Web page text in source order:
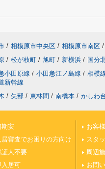
/ 相模原市中央区 / 相模原市南区 /
/ 松が枝町 / 旭町 / 新横浜 / 国分
小田原線 / 小田急江ノ島線 / 相模
新幹線
/ 矢部 / 東林間 / 南橋本 / かしわ
期安
居審査でお困りの方向け
証人不要
入居可
お客
スタ
周辺
お問